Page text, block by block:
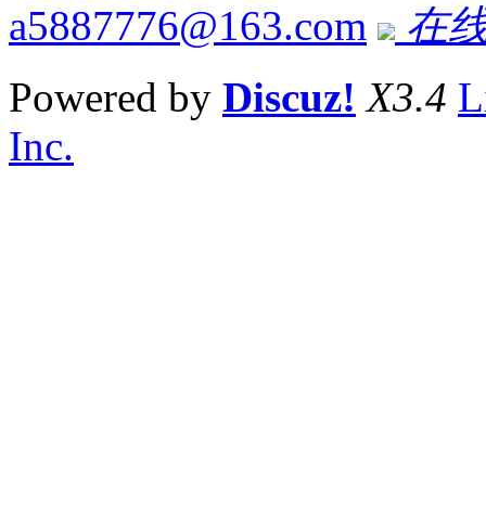
a5887776@163.com
在
Powered by Discuz! X3.4
Inc.